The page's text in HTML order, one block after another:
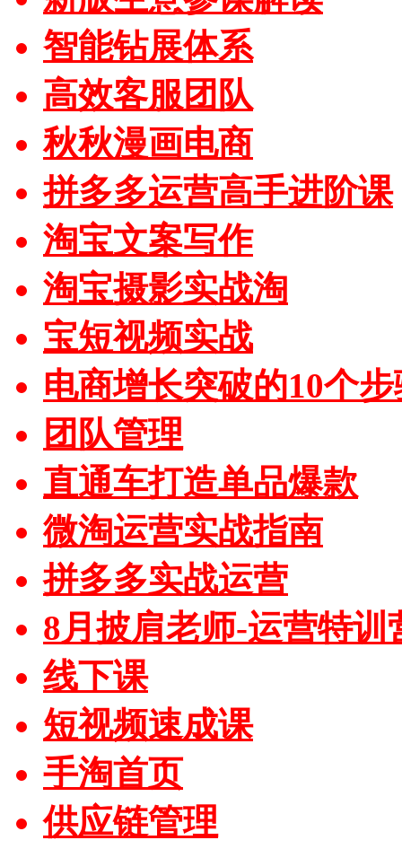
智能钻展体系
高效客服团队
秋秋漫画电商
拼多多运营高手进阶课
淘宝文案写作
淘宝摄影实战淘
宝短视频实战
电商增长突破的10个
团队管理
直通车打造单品爆款
微淘运营实战指南
拼多多实战运营
8月披肩老师-运营特训
线下课
短视频速成课
手淘首页
供应链管理